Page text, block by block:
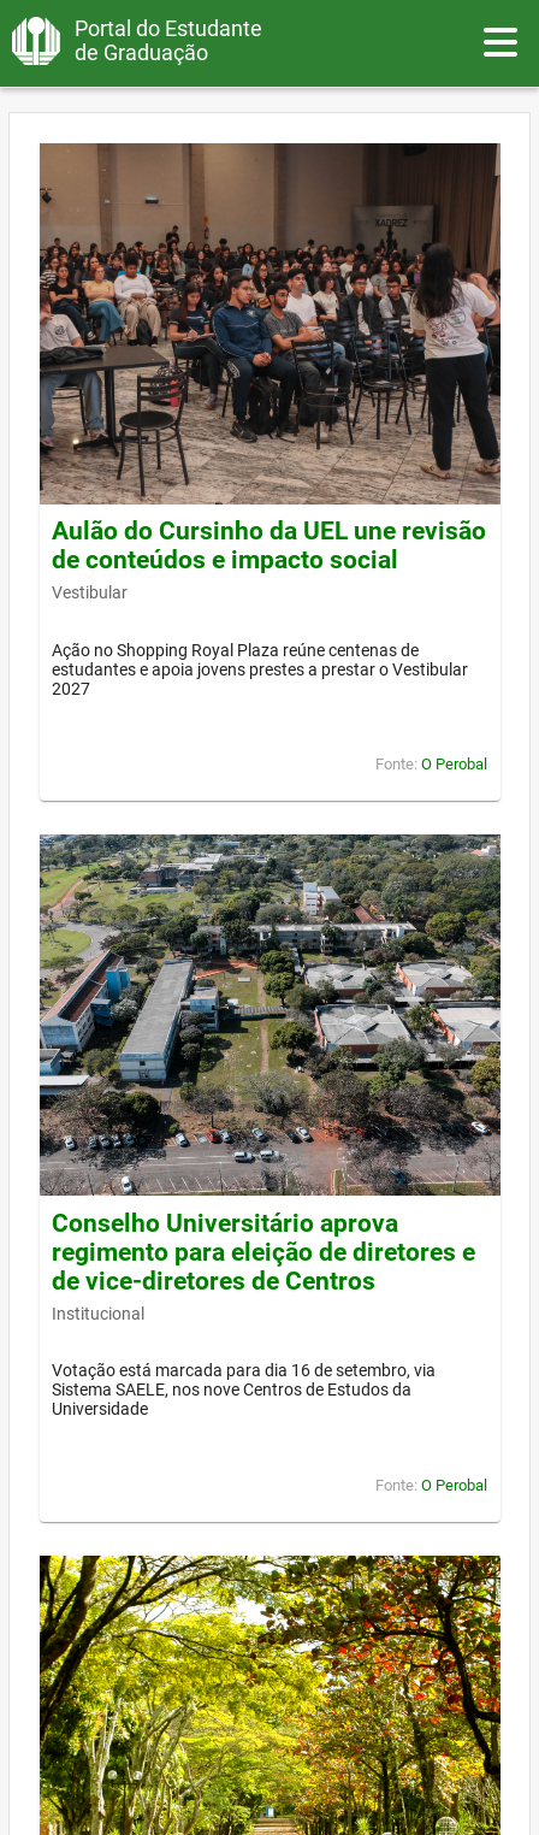
Portal do Estudante
de Graduação
Aulão do Cursinho da UEL une revisão
de conteúdos e impacto social
Vestibular
Ação no Shopping Royal Plaza reúne centenas de
estudantes e apoia jovens prestes a prestar o Vestibular
2027
Fonte: O Perobal
Conselho Universitário aprova
regimento para eleição de diretores e
de vice-diretores de Centros
Institucional
Votação está marcada para dia 16 de setembro, via
Sistema SAELE, nos nove Centros de Estudos da
Universidade
Fonte: O Perobal